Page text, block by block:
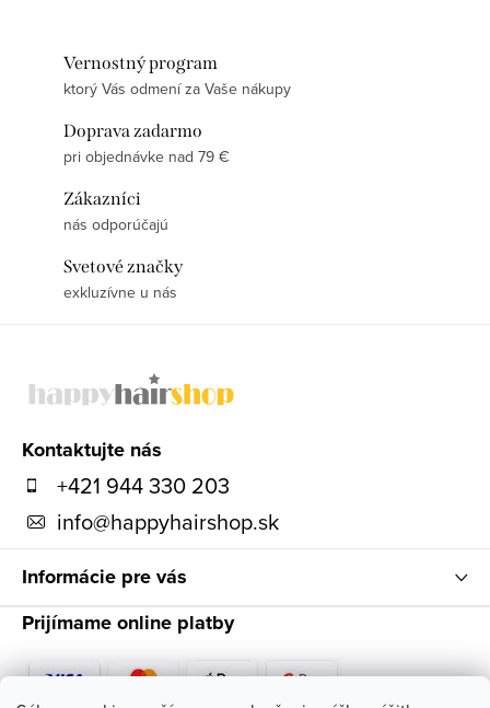
Vernostný program
ktorý Vás odmení za Vaše nákupy
Doprava zadarmo
pri objednávke nad 79 €
Zákazníci
nás odporúčajú
Svetové značky
exkluzívne u nás
Kontaktujte nás
+421 944 330 203
info@happyhairshop.sk
Informácie pre vás
Prijímame online platby